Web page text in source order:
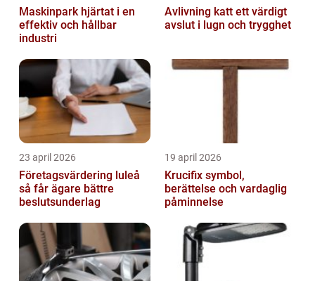
Maskinpark hjärtat i en
effektiv och hållbar
industri
Avlivning katt ett värdigt
avslut i lugn och trygghet
23 april 2026
Företagsvärdering luleå
så får ägare bättre
beslutsunderlag
19 april 2026
Krucifix symbol,
berättelse och vardaglig
påminnelse